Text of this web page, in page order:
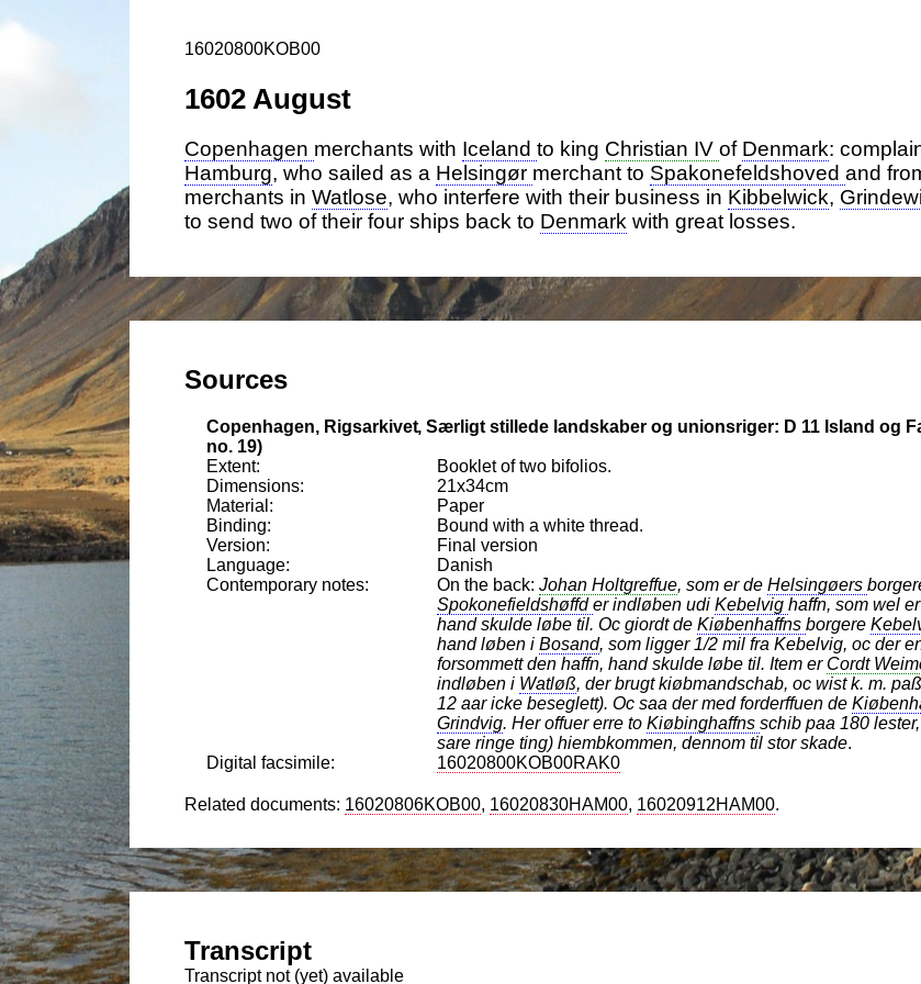
16020800KOB00
1602 August
Copenhagen merchants with Iceland to king Christian IV of Denmark:
Hamburg, who sailed as a Helsingør merchant to Spakonefeldshoved and
merchants in Watlose, who interfere with their business in Kibbelwick,
to send two of their four ships back to Denmark with great losses.
Copenhagen, Rigsarkivet Særligt stillede landskaber og unionsriger: D 11 Island og
no. 19)
Booklet of two bifolios.
21x34cm
Paper
Bound with a white thread.
Final version
Danish
On the back: Johan Holtgreffue, som er de Helsingøers
Spokonefieldshøffder indløben udi Kebelvig haffn, som wel
hand skulde løbe til. Oc giordt de Kiøbenhaffns borgere
hand løben i Bosand, som ligger 1/2 mil fra Kebelvig, oc der
forsommett den haffn, hand skulde løbe til. Item er Cordt
indløben i Watløß, der brugt kiøbmandschab, oc wist k. m.
12 aar icke beseglett). Oc saa der med forderffuen de
Grindvig. Her offuer erre to Kiøbinghaffns schib paa 180
sare ringe ting) hiembkommen, dennom til stor skade.
16020800KOB00RAK0
16020806KOB00 16020830HAM00 16020912HAM00
Transcript not (yet) available